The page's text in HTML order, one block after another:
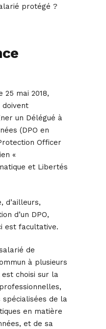
protégé ?
25 mai 2018,
un Délégué à
(DPO en
Officer
«
et Libertés
d’ailleurs,
d’un DPO,
est facultative.
de
à plusieurs
choisi sur la
spécialisées de la
en matière
et de sa